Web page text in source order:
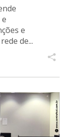
e
de...